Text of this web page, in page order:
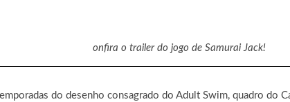
onfira o trailer do jogo de Samurai Jack!
do desenho consagrado do Adult Swim, quadro